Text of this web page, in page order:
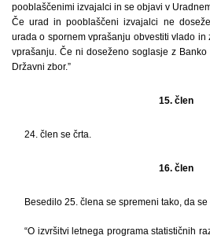
pooblaščenimi izvajalci in se objavi v
Če urad in pooblaščeni izvajalci ne
urada o spornem vprašanju obvestiti vlado
vprašanju. Če ni doseženo soglasje z
Državni zbor.”
15. člen
24. člen se črta.
16. člen
Besedilo 25. člena se spremeni tako, da se
“O izvršitvi letnega programa statističnih